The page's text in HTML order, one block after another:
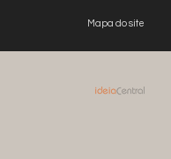
Mapa do site